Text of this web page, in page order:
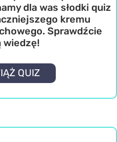
dla was słodki quiz
kremu
Sprawdźcie
wiedzę!
QUIZ